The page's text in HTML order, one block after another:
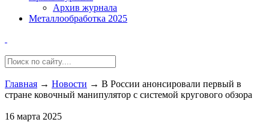
Архив журнала
Металлообработка 2025
Главная → Новости → В России анонсировали первый в
стране ковочный манипулятор с системой кругового обзора
16 марта 2025